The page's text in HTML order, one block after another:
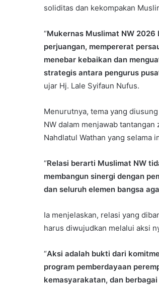
soliditas dan kekompakan
“Mukernas Muslimat NW
perjuangan, mempererat
menebar kebaikan dan
strategis antara pengurus
ujar Hj. Lale Syifaun Nufus.
Menurutnya, tema yang
NW dalam menjawab
Nahdlatul Wathan yang selama
“Relasi berarti Muslimat NW
membangun sinergi dengan
dan seluruh elemen bangsa
Ia menjelaskan, relasi yang
harus diwujudkan melalui aksi
“Aksi adalah bukti dari
program pemberdayaan
kemasyarakatan, dan